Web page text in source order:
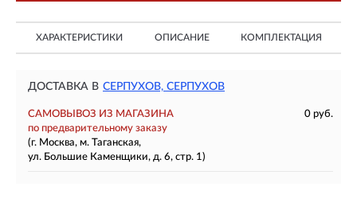
ХАРАКТЕРИСТИКИ ОПИСАНИЕ КОМПЛЕКТАЦИЯ
ДОСТАВКА В СЕРПУХОВ, СЕРПУХОВ
САМОВЫВОЗ ИЗ МАГАЗИНА
0 руб.
по предварительному заказу
(г. Москва, м. Таганская,
ул. Большие Каменщики, д. 6, стр. 1)